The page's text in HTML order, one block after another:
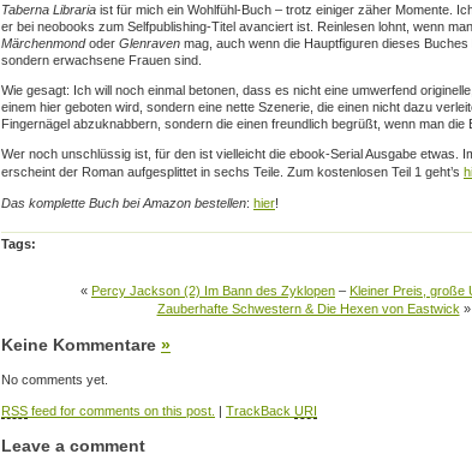
Taberna Libraria ist für mich ein Wohlfühl-Buch – trotz einiger zäher Momente.
er bei neobooks zum Selfpublishing-Titel avanciert ist. Reinlesen lohnt, wenn
Märchenmondoder Glenraven mag, auch wenn die Hauptfiguren dieses Buches
sondern erwachsene Frauen sind.
Wie gesagt: Ich will noch einmal betonen, dass es nicht eine umwerfend
einem hier geboten wird, sondern eine nette Szenerie, die einen nicht dazu
Fingernägel abzuknabbern, sondern die einen freundlich begrüßt, wenn man die
Wer noch unschlüssig ist, für den ist vielleicht die ebook-Serial Ausgabe etwas.
erscheint der Roman aufgesplittet in sechs Teile. Zum kostenlosen Teil 1 geht’s
Das komplette Buch bei Amazon bestellen: hier!
Tags:
« Percy Jackson (2) Im Bann des Zyklopen – Kleiner Preis, große
Zauberhafte Schwestern & Die Hexen von Eastwick»
Keine Kommentare »
No comments yet.
RSS feed for comments on this post. | TrackBack URI
Leave a comment